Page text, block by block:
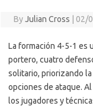
ByJulian Cross 02/
La formación 4-5-1 es
portero, cuatro
solitario, priorizando
opciones de ataque.
los jugadores y